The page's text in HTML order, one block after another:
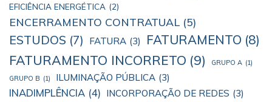
EFICIÊNCIA ENERGÉTICA (2)
ENCERRAMENTO CONTRATUAL (5)
ESTUDOS (7) FATURA (3) FATURAMENTO (8)
FATURAMENTO INCORRETO (9) GRUPO A (1)
GRUPO B (1) ILUMINAÇÃO PÚBLICA (3)
INADIMPLÊNCIA (4) INCORPORAÇÃO DE REDES (3)